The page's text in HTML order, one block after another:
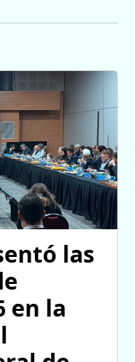
las
en la